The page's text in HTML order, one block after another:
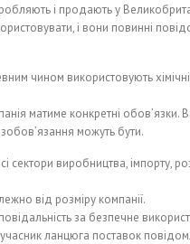
і продають у
і вони повинні
чином використовують
матиме конкретні обов’язки.
можуть бути.
сектори виробництва, імпорту,
від розміру компанії.
за безпечне
ланцюга поставок